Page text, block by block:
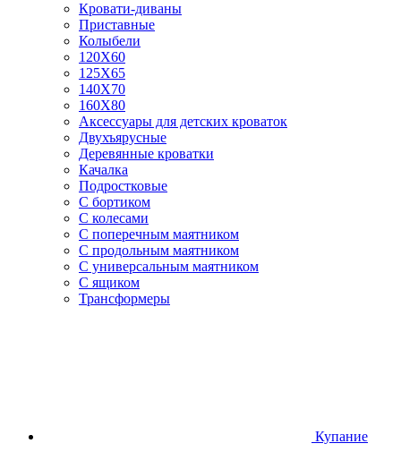
Кровати-диваны
Приставные
Колыбели
120Х60
125X65
140Х70
160Х80
Аксессуары для детских кроваток
Двухъярусные
Деревянные кроватки
Качалка
Подростковые
С бортиком
С колесами
С поперечным маятником
С продольным маятником
С универсальным маятником
С ящиком
Трансформеры
Купание